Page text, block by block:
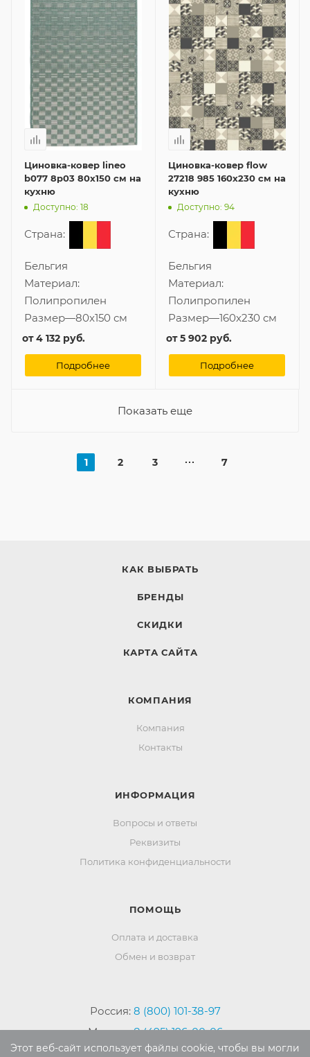
Циновка-ковер lineo
b077 8p03 80x150 см на
кухню
Доступно: 18
Страна:
Бельгия
Материал:
Полипропилен
Размер—80x150 см
от4 132 руб.
Подробнее
Циновка-ковер flow
27218 985 160x230 см на
кухню
Доступно: 94
Страна:
Бельгия
Материал:
Полипропилен
Размер—160x230 см
от5 902 руб.
Подробнее
Показать еще
1 2 3 7
КАК ВЫБРАТЬ
БРЕНДЫ
СКИДКИ
КАРТА САЙТА
КОМПАНИЯ
Компания
Контакты
ИНФОРМАЦИЯ
Вопросы и ответы
Реквизиты
Политика конфиденциальности
ПОМОЩЬ
Оплата и доставка
Обмен и возврат
Россия: 8 (800) 101-38-97
Москва:8 (495) 196-00-06
Отдел продаж:info@mr-kover.ru
Этот веб-сайт использует файлы cookie, чтобы вы могли